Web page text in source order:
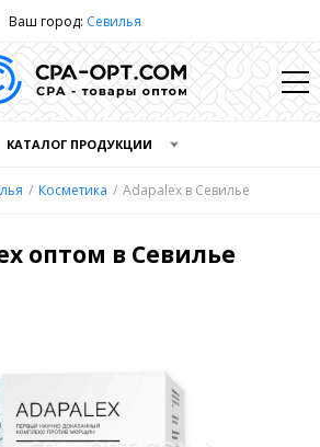
Ваш город: Севилья
КАТАЛОГ ПРОДУКЦИИ
Косметика Adapalex в Севилье
оптом в Севилье